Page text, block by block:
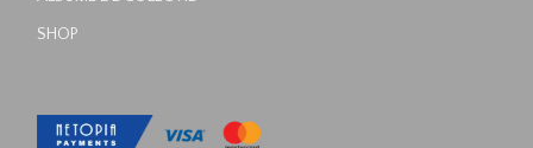
SHOP